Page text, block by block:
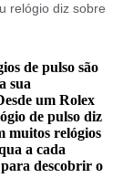
relógio diz sobre
de pulso são
sua
um Rolex
de pulso diz
muitos relógios
a cada
descobrir o